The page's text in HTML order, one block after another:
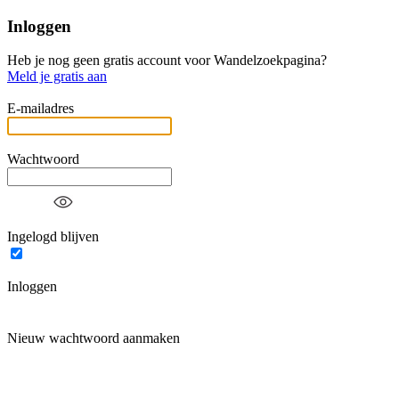
Inloggen
Heb je nog geen gratis account voor Wandelzoekpagina?
Meld je gratis aan
E-mailadres
Wachtwoord
Ingelogd blijven
Inloggen
Nieuw wachtwoord aanmaken